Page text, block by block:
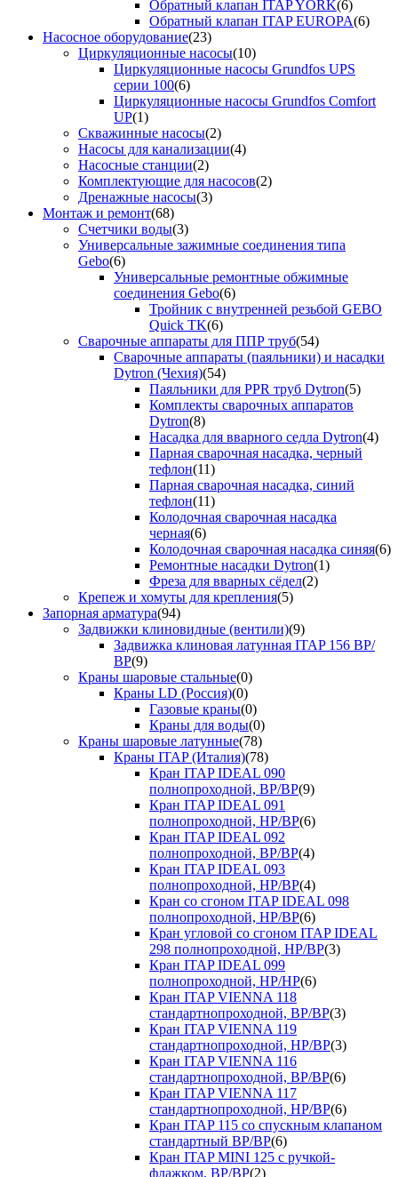
Обратный клапан ITAP YORK(6)
Обратный клапан ITAP EUROPA(6)
Насосное оборудование(23)
Циркуляционные насосы(10)
Циркуляционные насосы Grundfos UPS
серии 100(6)
Циркуляционные насосы Grundfos Comfort
UP(1)
Скважинные насосы(2)
Насосы для канализации(4)
Насосные станции(2)
Комплектующие для насосов(2)
Дренажные насосы(3)
Монтаж и ремонт(68)
Счетчики воды(3)
Универсальные зажимные соединения типа
Gebo(6)
Универсальные ремонтные обжимные
соединения Gebo(6)
Тройник с внутренней резьбой GEBO
Quick TK(6)
Сварочные аппараты для ППР труб(54)
Сварочные аппараты (паяльники) и насадки
Dytron (Чехия)(54)
Паяльники для PPR труб Dytron(5)
Комплекты сварочных аппаратов
Dytron(8)
Насадка для вварного седла Dytron(4)
Парная сварочная насадка, черный
тефлон(11)
Парная сварочная насадка, синий
тефлон(11)
Колодочная сварочная насадка
черная(6)
Колодочная сварочная насадка синяя(6)
Ремонтные насадки Dytron(1)
Фреза для вварных сёдел(2)
Крепеж и хомуты для крепления(5)
Запорная арматура(94)
Задвижки клиновидные (вентили)(9)
Задвижка клиновая латунная ITAP 156 ВР/
ВР(9)
Краны шаровые стальные(0)
Краны LD (Россия)(0)
Газовые краны(0)
Краны для воды(0)
Краны шаровые латунные(78)
Краны ITAP (Италия)(78)
Кран ITAP IDEAL 090
полнопроходной, ВР/ВР(9)
Кран ITAP IDEAL 091
полнопроходной, НР/ВР(6)
Кран ITAP IDEAL 092
полнопроходной, ВР/ВР(4)
Кран ITAP IDEAL 093
полнопроходной, НР/ВР(4)
Кран со сгоном ITAP IDEAL 098
полнопроходной, НР/ВР(6)
Кран угловой со сгоном ITAP IDEAL
298 полнопроходной, НР/ВР(3)
Кран ITAP IDEAL 099
полнопроходной, НР/НР(6)
Кран ITAP VIENNA 118
стандартнопроходной, ВР/ВР(3)
Кран ITAP VIENNA 119
стандартнопроходной, НР/ВР(3)
Кран ITAP VIENNA 116
стандартнопроходной, ВР/ВР(6)
Кран ITAP VIENNA 117
стандартнопроходной, НР/ВР(6)
Кран ITAP 115 со спускным клапаном
стандартный ВР/ВР(6)
Кран ITAP MINI 125 с ручкой-
флажком, ВР/ВР(2)